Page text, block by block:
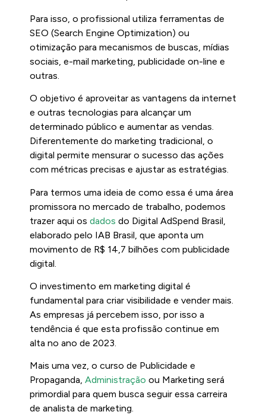
Para isso, o profissional utiliza ferramentas de
SEO (Search Engine Optimization) ou
otimização para mecanismos de buscas, mídias
sociais, e-mail marketing, publicidade on-line e
outras.
O objetivo é aproveitar as vantagens da internet
e outras tecnologias para alcançar um
determinado público e aumentar as vendas.
Diferentemente do marketing tradicional, o
digital permite mensurar o sucesso das ações
com métricas precisas e ajustar as estratégias.
Para termos uma ideia de como essa é uma área
promissora no mercado de trabalho, podemos
trazer aqui os dados do Digital AdSpend Brasil,
elaborado pelo IAB Brasil, que aponta um
movimento de R$ 14,7 bilhões com publicidade
digital.
O investimento em marketing digital é
fundamental para criar visibilidade e vender mais.
As empresas já percebem isso, por isso a
tendência é que esta profissão continue em
alta no ano de 2023.
Mais uma vez, o curso de Publicidade e
Propaganda, Administração ou Marketing será
primordial para quem busca seguir essa carreira
de analista de marketing.